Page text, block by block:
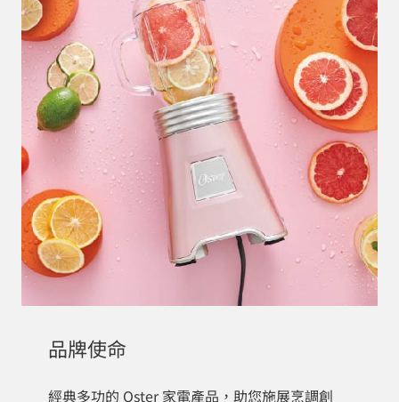
品牌使命
經典多功的 Oster 家電產品，助您施展烹調創